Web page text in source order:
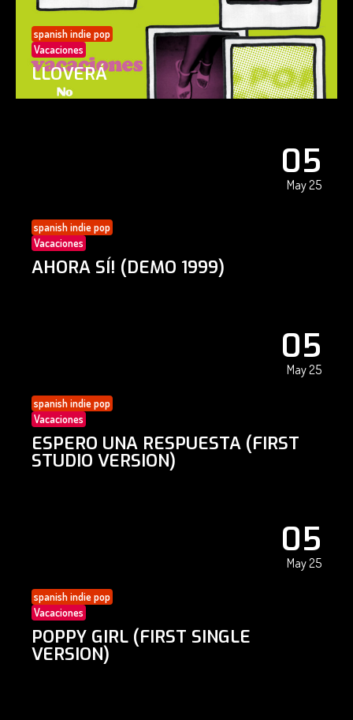
spanish indie pop
Vacaciones
LLOVERÁ
05
May 25
spanish indie pop
Vacaciones
AHORA SÍ! (DEMO 1999)
05
May 25
spanish indie pop
Vacaciones
ESPERO UNA RESPUESTA (FIRST
STUDIO VERSION)
05
May 25
spanish indie pop
Vacaciones
POPPY GIRL (FIRST SINGLE
VERSION)